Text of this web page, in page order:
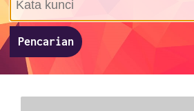
Pencarian